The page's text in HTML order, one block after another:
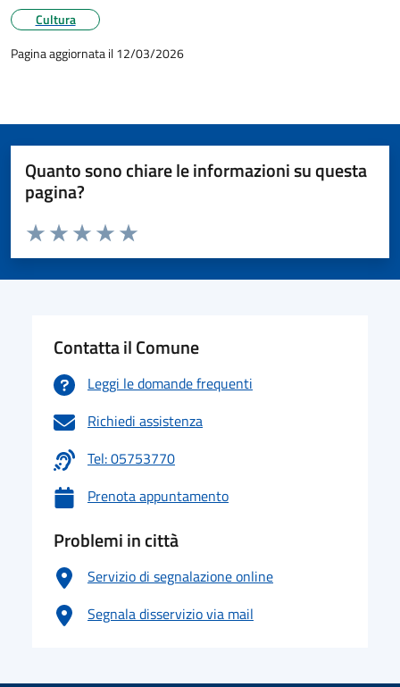
Cultura
Pagina aggiornata il 12/03/2026
Quanto sono chiare le informazioni su questa
pagina?
Valuta da 1 a 5 stelle la pagina
Valuta 5 stelle su 5
Valuta 4 stelle su 5
Valuta 3 stelle su 5
Valuta 2 stelle su 5
Valuta 1 stelle su 5
Contatta il Comune
Leggi le domande frequenti
Richiedi assistenza
Tel: 05753770
Prenota appuntamento
Problemi in città
Servizio di segnalazione online
Segnala disservizio via mail